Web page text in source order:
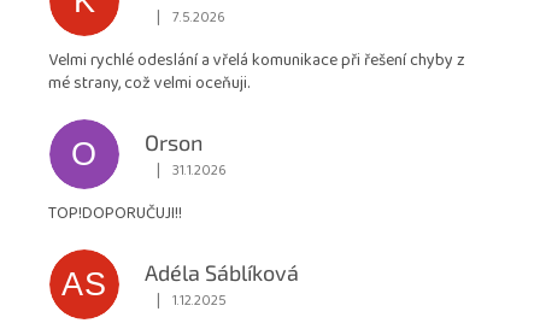
Hodnocení obchodu je 5 z 5 hvězdiček.
| 7.5.2026
Velmi rychlé odeslání a vřelá komunikace při řešení chyby z
mé strany, což velmi oceňuji.
O
Orson
Hodnocení obchodu je 5 z 5 hvězdiček.
| 31.1.2026
TOP!DOPORUČUJI!!
AS
Adéla Sáblíková
Hodnocení obchodu je 5 z 5 hvězdiček.
| 1.12.2025